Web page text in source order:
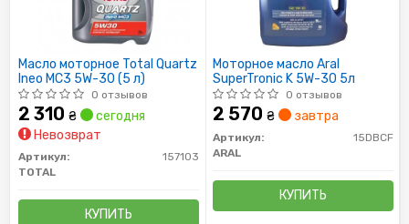
Масло моторное Total Quartz
Ineo MC3 5W-30 (5 л)
0 отзывов
2 310 ₴
сегодня
Невозврат
Артикул:
157103
TOTAL
КУПИТЬ
Моторное масло Aral
SuperTronic K 5W-30 5л
0 отзывов
2 570 ₴ завтра
Артикул:
15DBCF
ARAL
КУПИТЬ